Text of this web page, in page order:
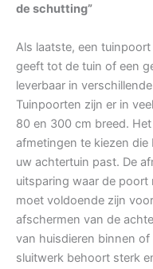
de schutting”
Als laatste, een
geeft tot de tuin of een
leverbaar in
Tuinpoorten zijn er in
80 en 300 cm breed.
afmetingen te kiezen
uw achtertuin past. De
uitsparing waar de
moet voldoende zijn
afschermen van de
van huisdieren binnen
sluitwerk behoort sterk